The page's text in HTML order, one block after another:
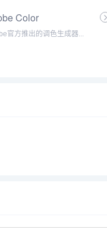
Color
官方推出的调色生成器...